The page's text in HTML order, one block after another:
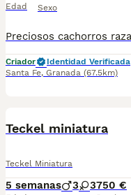
Edad Sexo
Criador
Identidad Verificada
Santa Fe, Granada (67.5km)
Teckel miniatura
Teckel Miniatura
5 semanas 3 3750 €